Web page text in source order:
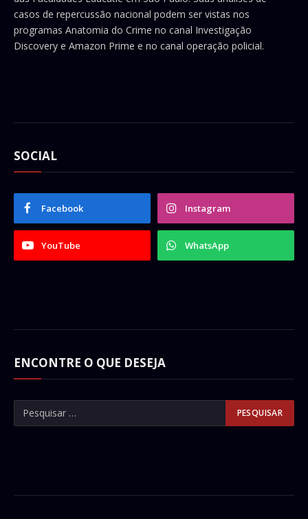
casos de repercussão nacional podem ser vistas nos
programas Anatomia do Crime no canal Investigação
Discovery e Amazon Prime e no canal operação policial.
SOCIAL
Facebook Instagram
YouTube WhatsApp
ENCONTRE O QUE DESEJA